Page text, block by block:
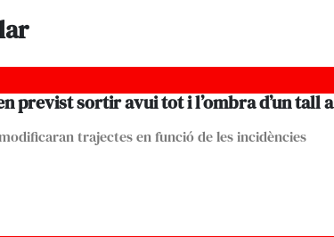
previst sortir avui tot i l’ombra d’un tall a
trajectes en funció de les incidències